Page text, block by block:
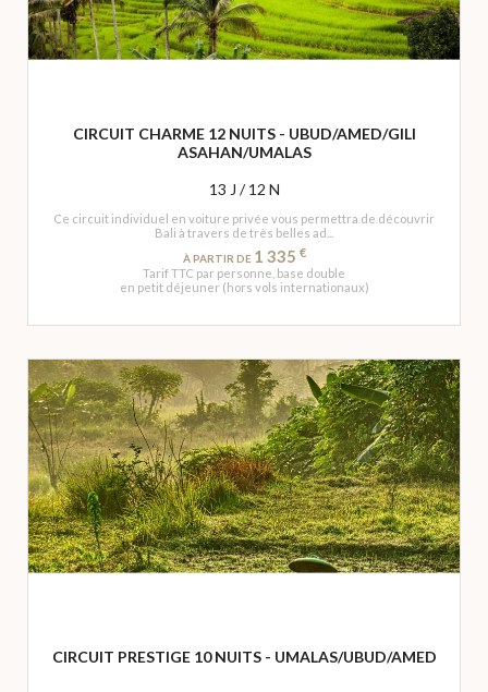
CIRCUIT CHARME 12 NUITS - UBUD/AMED/GILI
ASAHAN/UMALAS
13 J / 12 N
Ce circuit individuel en voiture privée vous permettra de découvrir
Bali à travers de très belles ad...
À PARTIR DE 1 335 €
Tarif TTC par personne, base double
en petit déjeuner (hors vols internationaux)
CIRCUIT PRESTIGE 10 NUITS - UMALAS/UBUD/AMED